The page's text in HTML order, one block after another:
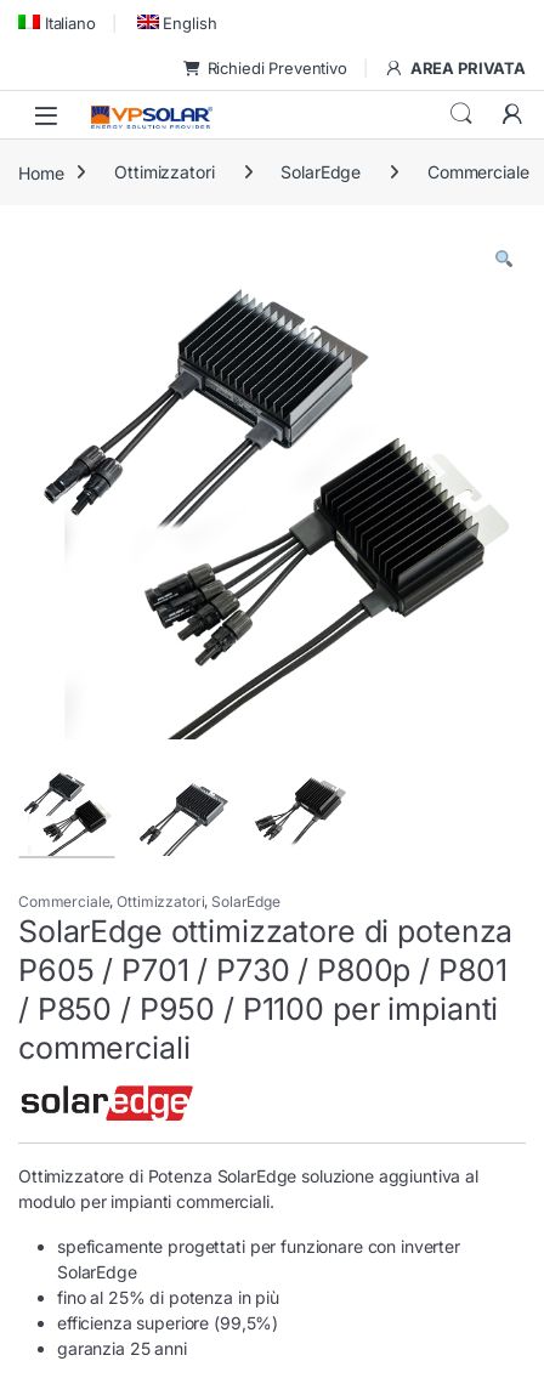
Skip to navigation
Skip to content
Italiano English
Richiedi Preventivo AREA PRIVATA
Home Ottimizzatori SolarEdge Commerciale
Commerciale,Ottimizzatori, SolarEdge
SolarEdge ottimizzatore di potenza
P605 / P701 / P730 / P800p / P801
/ P850 / P950 / P1100 per impianti
commerciali
Ottimizzatore di Potenza SolarEdge soluzione aggiuntiva al
modulo per impianti commerciali.
speficamente progettati per funzionare con inverter
SolarEdge
fino al 25% di potenza in più
efficienza superiore (99,5%)
garanzia 25 anni